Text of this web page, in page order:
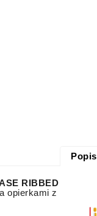
Popis
RIBBED
opierkami z